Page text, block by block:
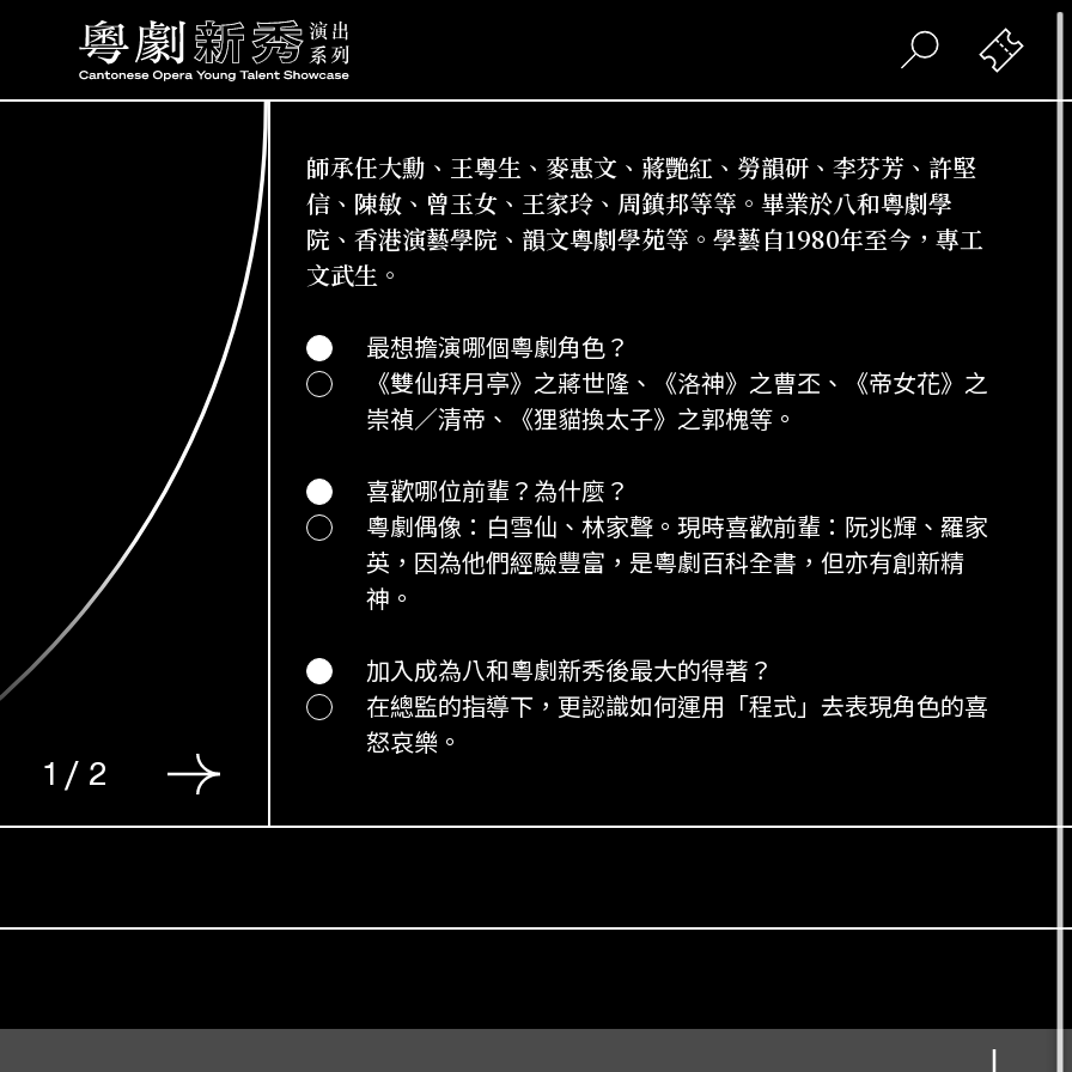
1 / 2
師承任大勳、王粵生、麥惠文、蔣艷紅、勞韻研、李芬芳、許堅
信、陳敏、曾玉女、王家玲、周鎮邦等等。畢業於八和粵劇學
院、香港演藝學院、韻文粵劇學苑等。學藝自1980年至今，專工
文武生。
最想擔演哪個粵劇角色？
《雙仙拜月亭》之蔣世隆、《洛神》之曹丕、《帝女花》之
崇禎／清帝、《狸貓換太子》之郭槐等。
喜歡哪位前輩？為什麼？
粵劇偶像：白雪仙、林家聲。現時喜歡前輩：阮兆輝、羅家
英，因為他們經驗豐富，是粵劇百科全書，但亦有創新精
神。
加入成為八和粵劇新秀後最大的得著？
在總監的指導下，更認識如何運用「程式」去表現角色的喜
怒哀樂。